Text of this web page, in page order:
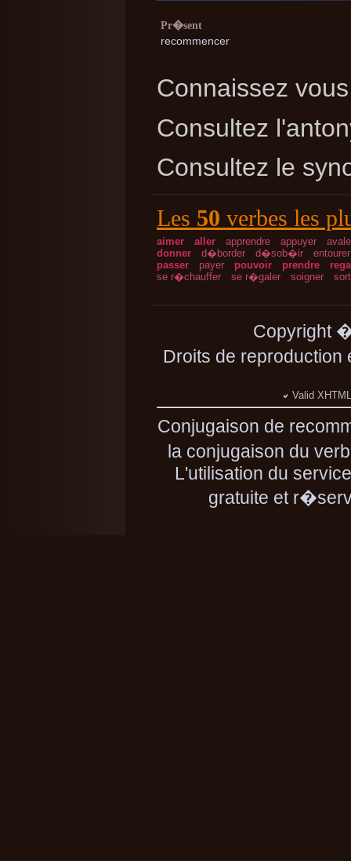
Pr�sent
recommencer
Connaissez
Consultez
Consultez le
Les 50 verbes les
aimer aller apprendre appuyer
donner
d�border d�sob�ir
entourer
passer
payer pouvoir prendre
se r�chauffer
se r�galer soigner
Copyright
Droits de
Valid
Conjugaison de
la conjugaison du
L'utilisation du
gratuite et